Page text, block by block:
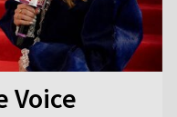
Voice